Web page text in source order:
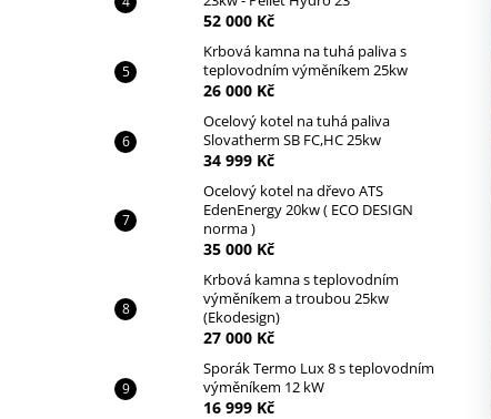
52 000 Kč
Krbová kamna na tuhá paliva s
teplovodním výměníkem 25kw
26 000 Kč
Ocelový kotel na tuhá paliva
Slovatherm SB FC,HC 25kw
34 999 Kč
Ocelový kotel na dřevo ATS
EdenEnergy 20kw ( ECO DESIGN
norma )
35 000 Kč
Krbová kamna s teplovodním
výměníkem a troubou 25kw
(Ekodesign)
27 000 Kč
Sporák Termo Lux 8 s teplovodním
výměníkem 12 kW
16 999 Kč
KRBOVÁ KAMNA NA PELETY
TEPLOVODNÍ 15KW - PELLET HYDRO 15